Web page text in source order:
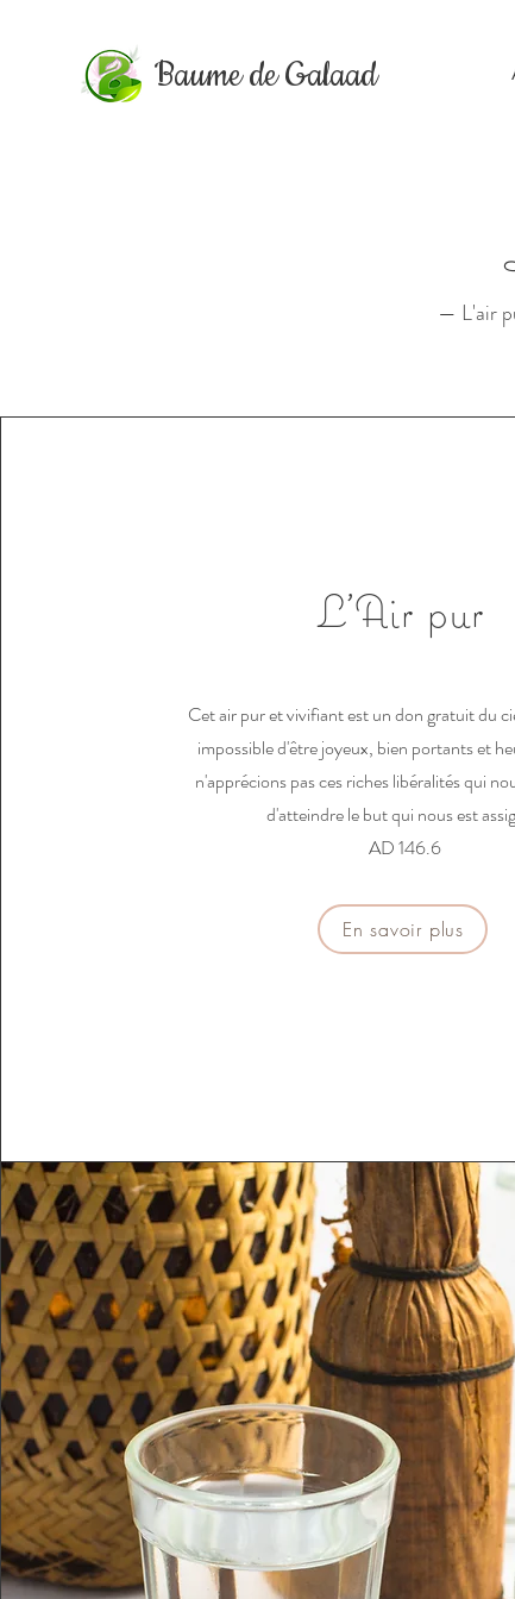
Baume de Galaad
— L'air
L'Air pur
Cet air pur et vivifiant est un don gratuit du
impossible d'être joyeux, bien portants et
n'apprécions pas ces riches libéralités qui
d'atteindre le but qui nous est
AD 146.6
En savoir plus